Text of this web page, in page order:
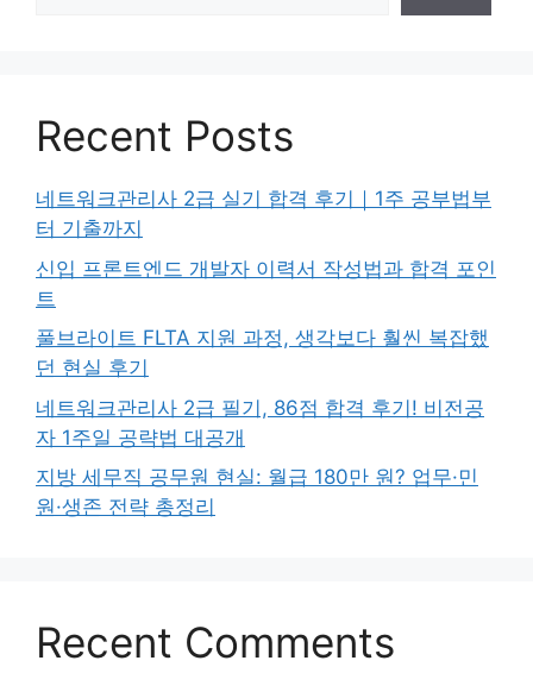
Recent Posts
네트워크관리사 2급 실기 합격 후기｜1주 공부법부
터 기출까지
신입 프론트엔드 개발자 이력서 작성법과 합격 포인
트
풀브라이트 FLTA 지원 과정, 생각보다 훨씬 복잡했
던 현실 후기
네트워크관리사 2급 필기, 86점 합격 후기! 비전공
자 1주일 공략법 대공개
지방 세무직 공무원 현실: 월급 180만 원? 업무·민
원·생존 전략 총정리
Recent Comments